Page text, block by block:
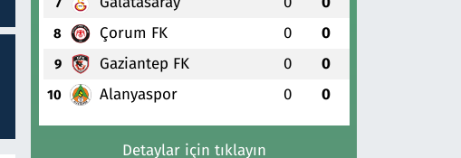
8 Çorum FK 0 0
9 Gaziantep FK 0 0
10 Alanyaspor 0 0
Detaylar için tıklayın